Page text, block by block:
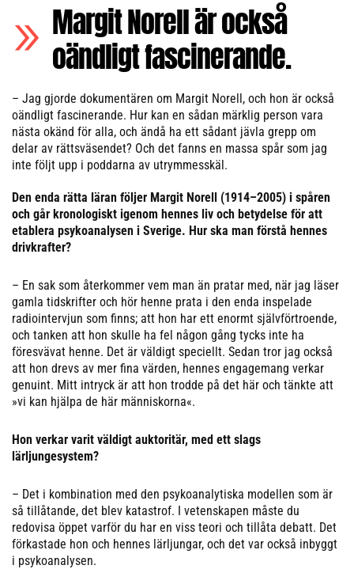
Margit Norell är också
oändligt fascinerande.
– Jag gjorde dokumentären om Margit Norell, och hon är också
oändligt fascinerande. Hur kan en sådan märklig person vara
nästa okänd för alla, och ändå ha ett sådant jävla grepp om
delar av rättsväsendet? Och det fanns en massa spår som jag
inte följt upp i poddarna av utrymmesskäl.
Den enda rätta läran följer Margit Norell (1914–2005) i spåren
och går kronologiskt igenom hennes liv och betydelse för att
etablera psykoanalysen i Sverige. Hur ska man förstå hennes
drivkrafter?
– En sak som återkommer vem man än pratar med, när jag läser
gamla tidskrifter och hör henne prata i den enda inspelade
radiointervjun som finns; att hon har ett enormt självförtroende,
och tanken att hon skulle ha fel någon gång tycks inte ha
föresvävat henne. Det är väldigt speciellt. Sedan tror jag också
att hon drevs av mer fina värden, hennes engagemang verkar
genuint. Mitt intryck är att hon trodde på det här och tänkte att
»vi kan hjälpa de här människorna«.
Hon verkar varit väldigt auktoritär, med ett slags
lärljungesystem?
– Det i kombination med den psykoanalytiska modellen som är
så tillåtande, det blev katastrof. I vetenskapen måste du
redovisa öppet varför du har en viss teori och tillåta debatt. Det
förkastade hon och hennes lärljungar, och det var också inbyggt
i psykoanalysen.